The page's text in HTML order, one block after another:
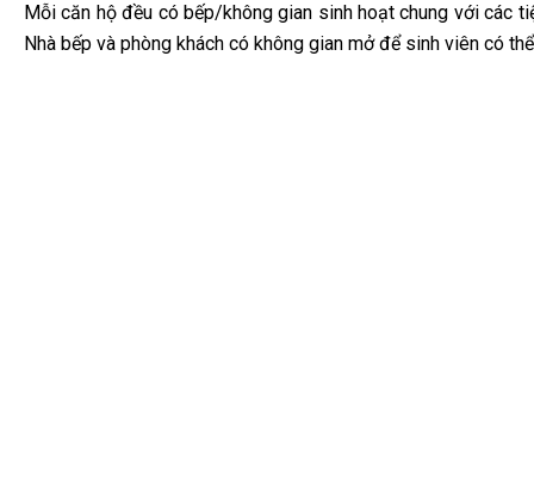
Mỗi căn hộ đều có bếp/không gian sinh hoạt chung với các
Nhà bếp và phòng khách có không gian mở để sinh viên có